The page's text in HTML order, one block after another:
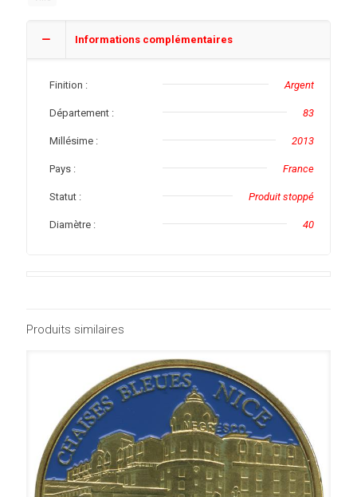
Informations complémentaires
Finition : Argent
Département : 83
Millésime : 2013
Pays : France
Statut : Produit stoppé
Diamètre : 40
Produits similaires